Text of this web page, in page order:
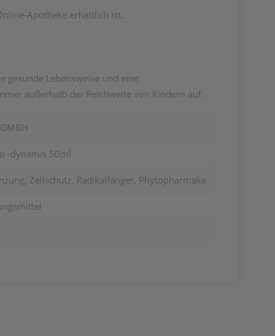
Apotheke erhältlich ist.
gesunde Lebensweise und eine
außerhalb der Reichweite von Kindern auf.
-dynamis 50ml
Zellschutz, Radikalfänger, Phytopharmaka